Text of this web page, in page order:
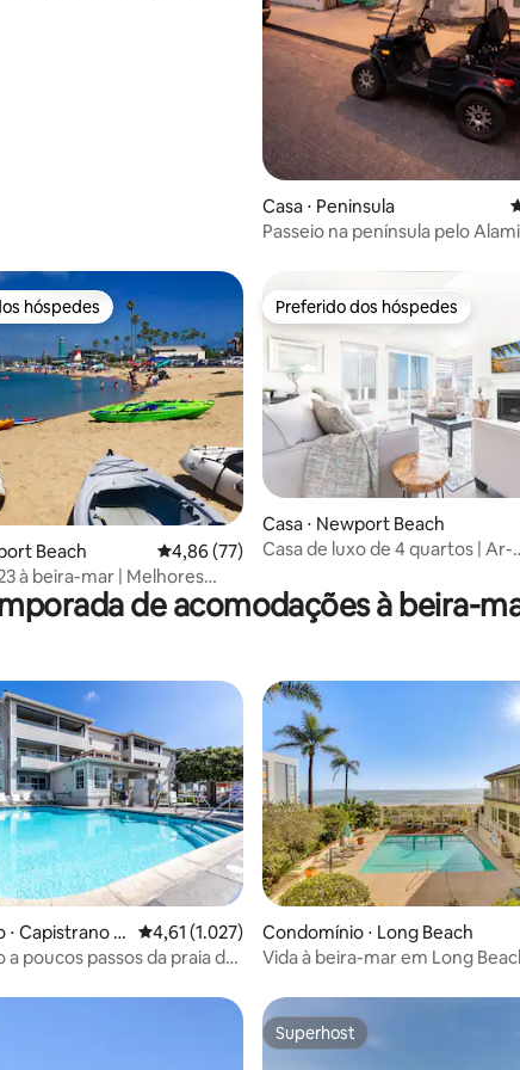
de 5, 261 avaliações Casa ⋅ Peninsula
Passeio na península pelo
de 5, 29 avaliações
hóspedes
hóspedes
Beach 4,86 de uma avaliação média de 5, 77
4,86 (77)
à beira-mar | Melhores
Preferido dos hóspedes
Preferido dos hóspedes
Casa ⋅ Newport Beach
Casa de luxo de 4 quartos | Ar-
mar
de acomodações à beira-
de 5, 55 avaliações
Capistrano B
4,61 de uma avaliação média de 5, 1.027
4,61 (1.027)
poucos passos da praia de
Condomínio ⋅ Long Beach
Vida à beira-mar em Long
Superhost
Superhost